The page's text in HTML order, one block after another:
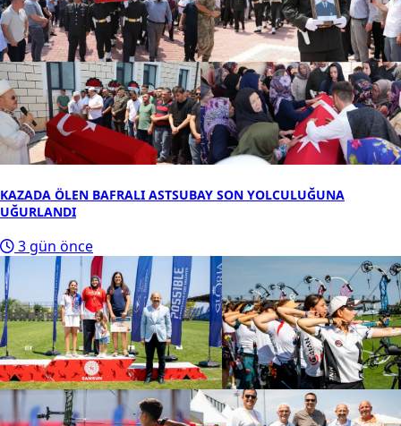
KAZADA ÖLEN BAFRALI ASTSUBAY SON YOLCULUĞUNA
UĞURLANDI
3 gün önce